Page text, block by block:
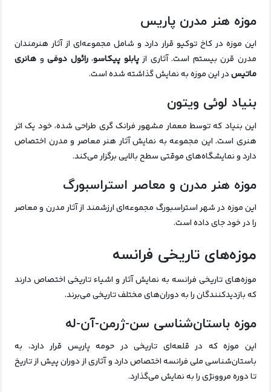
موزه هنر مدرن پاریس
این موزه در کاخ توکیو قرار دارد و شامل مجموعه‌ای از آثار هنرمندان
مدرن قرن بیستم است. آثاری ازپابلو پیکاسو،رائول دوفیو هانری
ماتیسدر این موزه به نمایش گذاشته شده است.
بنیاد لوئی ویتون
این بنیاد که توسط معمار مشهور فرانک گری طراحی شده، خود یک اثر
هنری است. این مجموعه به نمایش آثار هنر معاصر و مدرن اختصاص
دارد و نمایشگاه‌های موقتی سطح بالایی برگزار می‌کند.
موزه هنر مدرن و معاصر استراسبورگ
این موزه در شهر استراسبورگ مجموعه‌ای ارزشمند از آثار مدرن و معاصر
را در خود جای داده است.
موزه‌های تاریخی فرانسه
موزه‌های تاریخی فرانسه به نمایش آثار و اشیاء تاریخی اختصاص دارند
که بازدیدکنندگان را به دوران‌های مختلف تاریخی می‌برند.
موزه باستان‌شناسی سن-ژرمن-آن-له
این موزه که در قلعه‌ای تاریخی در حومه پاریس قرار دارد، به
باستان‌شناسی ملی فرانسه اختصاص دارد و آثاری از دوران پیش از تاریخ
تا دوره مروونژی را به نمایش می‌گذارد.